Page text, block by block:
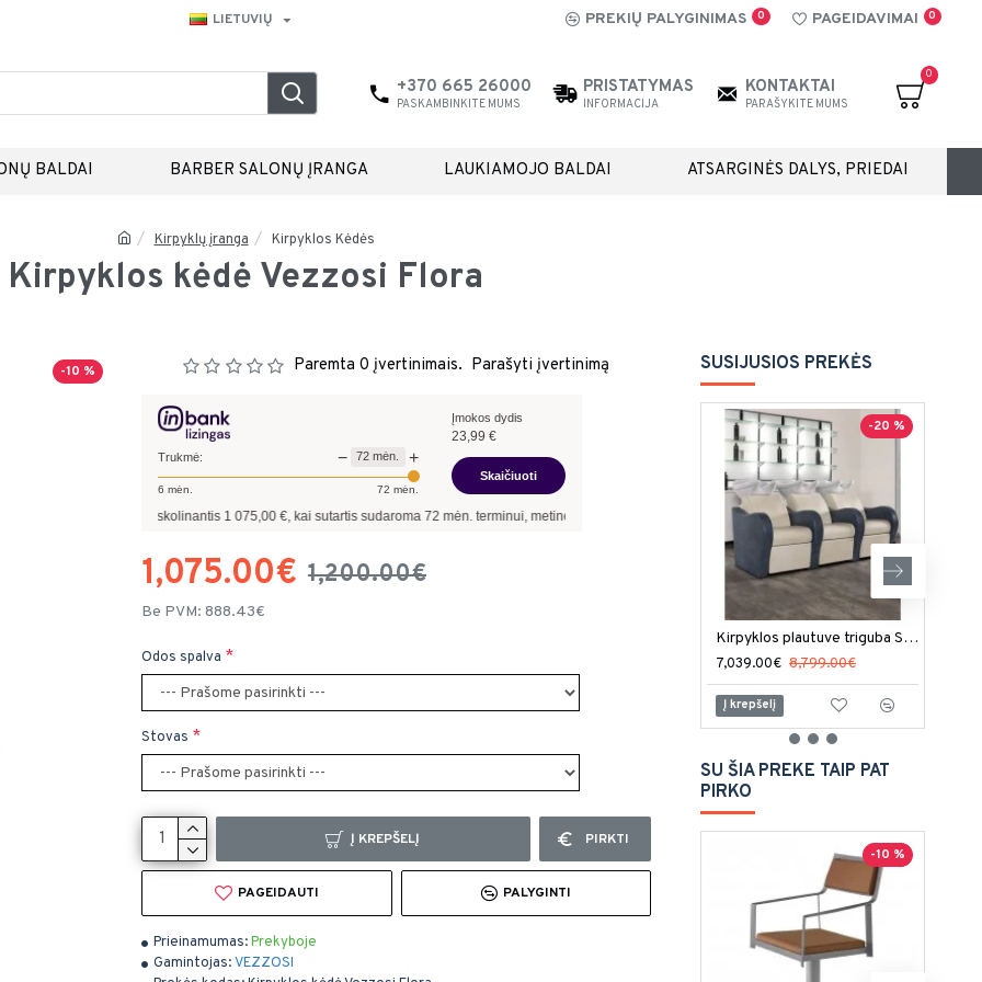
LIETUVIŲ PREKIŲ PALYGINIMAS 0 PAGEIDAVIMAI 0
+370 665 26000
PASKAMBINKITE MUMS
PRISTATYMAS
INFORMACIJA
KONTAKTAI
PARAŠYKITE MUMS
0
BALDAI BARBER SALONŲ ĮRANGA LAUKIAMOJO BALDAI ATSARGINĖS DALYS, PRIEDAI
Kirpyklų įranga Kirpyklos Kėdės
Kirpyklos kėdė Vezzosi Flora
-10 %
Prieinamumas:Prekyboje
Gamintojas:VEZZOSI
Paremta 0 įvertinimais. Parašyti įvertinimą
1,075.00€ 1,200.00€
Be PVM: 888.43€
Odos spalva
Stovas
Trukmė: − 72 mėn. +
6 mėn. 72 mėn.
Įmokos dydis
23,99 €
Skaičiuoti
1 075,00€, kai sutartis sudaroma72mėn. terminui, metinė palūkanų norma – , sutarties sudarymo mokestis -3,00 %, mėnesio sutarties
Į KREPŠELĮ PIRKTI
PAGEIDAUTI PALYGINTI
SUSIJUSIOS PREKĖS
-20 %
Kirpyklos plautuve triguba Salon Ambience Luxury
7,039.00€ 8,799.00€
Į krepšelį
SU ŠIA PREKE TAIP PAT
PIRKO
-10 %